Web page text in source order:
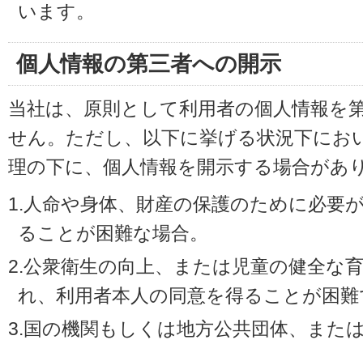
います。
個人情報の第三者への開示
当社は、原則として利用者の個人情報を
せん。ただし、以下に挙げる状況下にお
理の下に、個人情報を開示する場合があ
1.人命や身体、財産の保護のために必要
ることが困難な場合。
2.公衆衛生の向上、または児童の健全な
れ、利用者本人の同意を得ることが困
3.国の機関もしくは地方公共団体、また